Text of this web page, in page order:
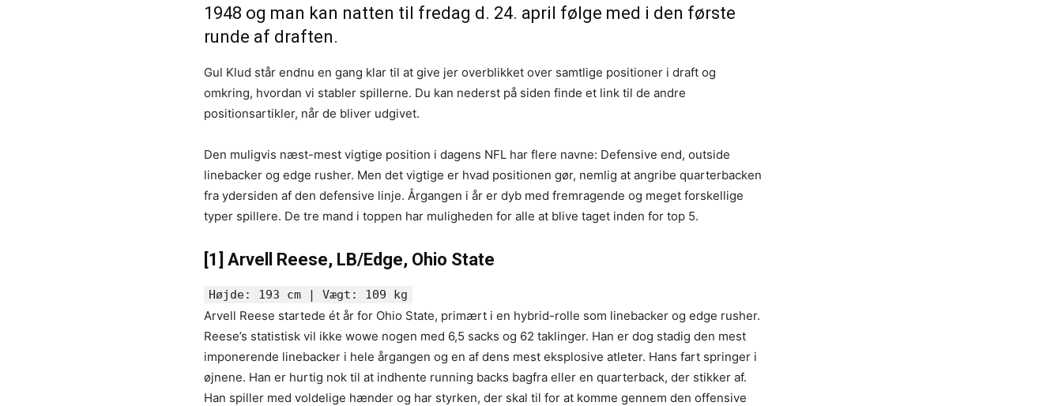
1948 og man kan natten til fredag d. 24. april følge med i den første
runde af draften.
Gul Klud står endnu en gang klar til at give jer overblikket over samtlige positioner i draft og
omkring, hvordan vi stabler spillerne. Du kan nederst på siden finde et link til de andre
positionsartikler, når de bliver udgivet.
Den muligvis næst-mest vigtige position i dagens NFL har flere navne: Defensive end, outside
linebacker og edge rusher. Men det vigtige er hvad positionen gør, nemlig at angribe quarterbacken
fra ydersiden af den defensive linje. Årgangen i år er dyb med fremragende og meget forskellige
typer spillere. De tre mand i toppen har muligheden for alle at blive taget inden for top 5.
[1] Arvell Reese, LB/Edge, Ohio State
Højde: 193 cm | Vægt: 109 kg
Arvell Reese startede ét år for Ohio State, primært i en hybrid-rolle som linebacker og edge rusher.
Reese’s statistisk vil ikke wowe nogen med 6,5 sacks og 62 taklinger. Han er dog stadig den mest
imponerende linebacker i hele årgangen og en af dens mest eksplosive atleter. Hans fart springer i
øjnene. Han er hurtig nok til at indhente running backs bagfra eller en quarterback, der stikker af.
Han spiller med voldelige hænder og har styrken, der skal til for at komme gennem den offensive